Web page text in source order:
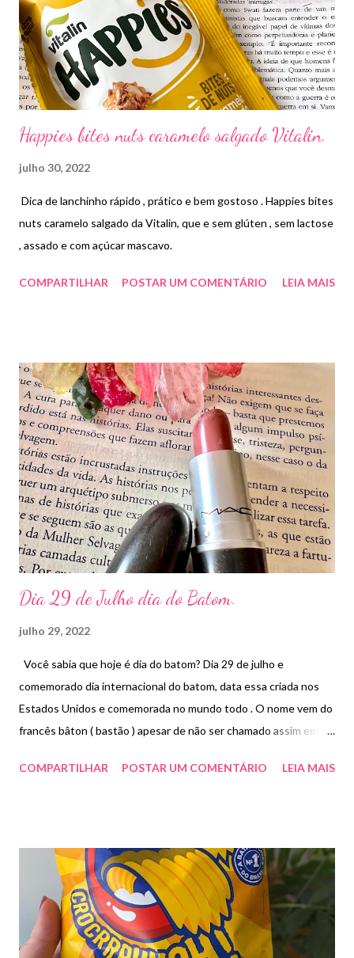
Happies bites nuts caramelo salgado Vitalin.
julho 30, 2022
Dica de lanchinho rápido , prático e bem gostoso . Happies bites
nuts caramelo salgado da Vitalin, que e sem glúten , sem lactose
, assado e com açúcar mascavo.
COMPARTILHAR POSTAR UM COMENTÁRIO LEIA MAIS
Dia 29 de Julho dia do Batom.
julho 29, 2022
Você sabia que hoje é dia do batom? Dia 29 de julho e
comemorado dia internacional do batom, data essa criada nos
Estados Unidos e comemorada no mundo todo . O nome vem do
francês bâton ( bastão ) apesar de não ser chamado assim em
as mulheres tinham o costume de usarem pedras semi-
novamente). A cor é um pink malva suave com cobertura satin (
um batom mais cremoso que o matte e com toque acetinado). E
vocês ? Gostam de batom? Qual o seu favorito .
COMPARTILHAR POSTAR UM COMENTÁRIO LEIA MAIS